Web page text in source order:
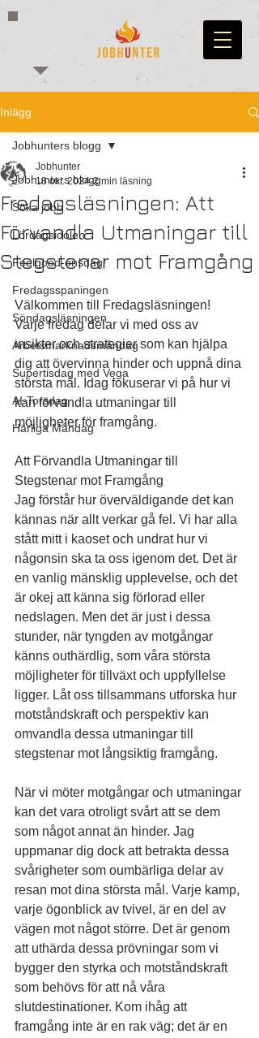
Inlägg
Jobhunters blogg
Söka jobb
Lördagsidolen
Feelgood-onsdag!
Fredagsspaningen
Söndagsläsningen
Arbetsmarknadsmåndag
Supertisdag med Vega
AI-Torsdag
Härliga Måndag
Jobhunters blogg
Fredagsläsningen: Att
Förvandla Utmaningar till
Stegstenar mot Framgång
Jobhunter
18 okt. 2024 2 min läsning
Välkommen till Fredagsläsningen!
Varje fredag delar vi med oss av
insikter och strategier som kan hjälpa
dig att övervinna hinder och uppnå dina
största mål. Idag fokuserar vi på hur vi
kan förvandla utmaningar till
möjligheter för framgång.
Att Förvandla Utmaningar till
Stegstenar mot Framgång
Jag förstår hur överväldigande det kan
kännas när allt verkar gå fel. Vi har alla
stått mitt i kaoset och undrat hur vi
någonsin ska ta oss igenom det. Det är
en vanlig mänsklig upplevelse, och det
är okej att känna sig förlorad eller
nedslagen. Men det är just i dessa
stunder, när tyngden av motgångar
känns outhärdlig, som våra största
möjligheter för tillväxt och uppfyllelse
ligger. Låt oss tillsammans utforska hur
motståndskraft och perspektiv kan
omvandla dessa utmaningar till
stegstenar mot långsiktig framgång.
När vi möter motgångar och utmaningar
kan det vara otroligt svårt att se dem
som något annat än hinder. Jag
uppmanar dig dock att betrakta dessa
svårigheter som oumbärliga delar av
resan mot dina största mål. Varje kamp,
varje ögonblick av tvivel, är en del av
vägen mot något större. Det är genom
att uthärda dessa prövningar som vi
bygger den styrka och motståndskraft
som behövs för att nå våra
slutdestinationer. Kom ihåg att
framgång inte är en rak väg; det är en